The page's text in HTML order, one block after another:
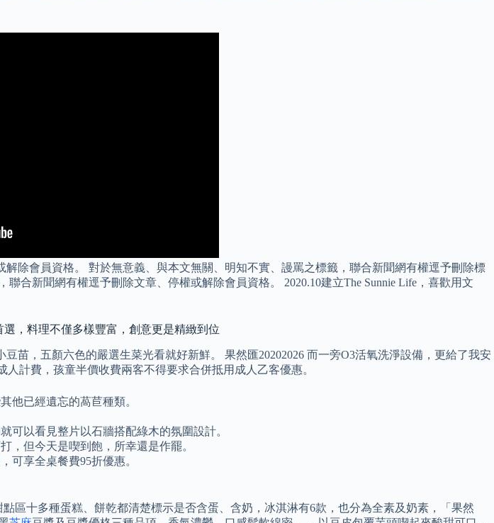
除會員資格。 對於無意義、與本文無關、明知不實、謾罵之標籤，聯合新聞網有權逕予刪除標
合新聞網有權逕予刪除文章、停權或解除會員資格。 2020.10建立The Sunnie Life，喜歡用文
，料理不僅多樣豐富，創意更是精緻到位
苗，五顏六色的嚴選生菜光看就好新鮮。 果然匯20202026 而一旁O3活氧洗淨設備，更給了我安
計費，孩童半價收費兩客不得要求合併抵用成人乙客優惠。
他已經遺忘的萵苣種類。
可以看見整片以石牆搭配綠木的氛圍設計。
，但今天是喫到飽，所幸還是作罷。
可享全桌餐費95折優惠。
區十多種蛋糕、餅乾都清楚標示是否含蛋、含奶，冰淇淋有6款，也分為全素及奶素，「果然